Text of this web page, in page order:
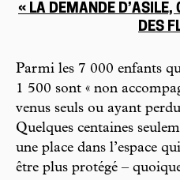
« LA DEMANDE D’ASILE,
DES
Parmi les 7 000 enfants
1 500 sont « non
venus seuls ou ayant
Quelques centaines
une place dans l’espace
être plus protégé –